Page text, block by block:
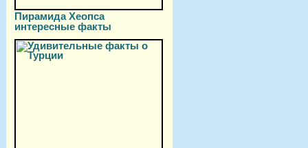
Пирамида Хеопса
интересные факты